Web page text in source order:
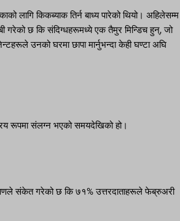
लागि किकब्याक तिर्न बाध्य पारेको थियो। अहिलेसम्म
गरेको छ कि संदिग्धहरूमध्ये एक तैमुर मिन्डिच हुन्, जो
उनको घरमा छापा मार्नुभन्दा केही घण्टा अघि
रूपमा संलग्न भएको समयदेखिको हो।
संकेत गरेको छ कि ७१% उत्तरदाताहरूले फेब्रुअरी